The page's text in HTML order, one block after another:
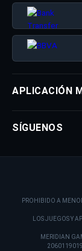
APLICACIÓN
SÍGUENOS
PROHIBIDO A
LOS JUEGOS Y
MERIDIAN